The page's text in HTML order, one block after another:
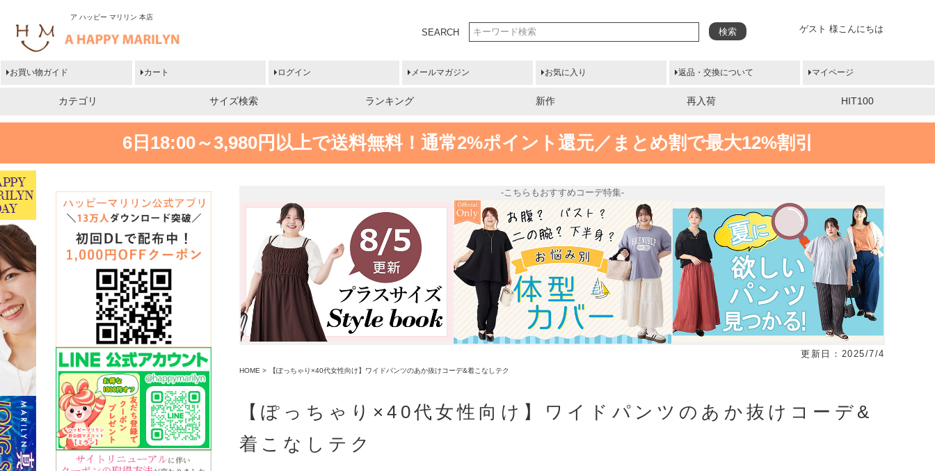
ア ハッピー マリリン 本店
ゲスト 様こんにちは
SEARCH 検索
お買い物ガイド カート ログイン メールマガジン お気に入り 返品・交換について マイページ
カテゴリ サイズ検索 ランキング 新作 再入荷 HIT100
6日18:00～3,980円以上で送料無料！ 通常2%ポイント還元／まとめ割で最大12%割引
-こちらもおすすめコーデ特集-
更新日：2025/7/4
HOME > 【ぽっちゃり×40代女性向け】ワイドパンツのあか抜けコーデ&着こなしテク
【ぽっちゃり×40代女性向け】ワイドパンツのあか抜けコーデ&
着こなしテク